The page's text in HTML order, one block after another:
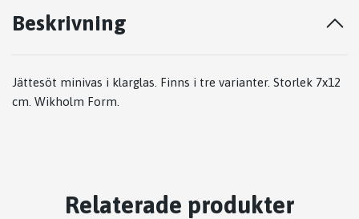
Beskrivning
Jättesöt minivas i klarglas. Finns i tre varianter. Storlek 7x12
cm. Wikholm Form.
Relaterade produkter